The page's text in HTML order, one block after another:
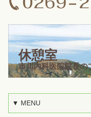
休憩室
市川内科医院院長の
▼ MENU